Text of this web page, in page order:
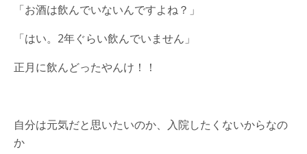
「お酒は飲んでいないんですよね？」
「はい。2年ぐらい飲んでいません」
正月に飲んどったやんけ！！
自分は元気だと思いたいのか、入院したくないからなの
か